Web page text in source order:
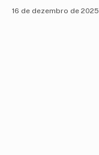
16 de dezembro de 2025